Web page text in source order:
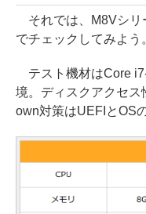
それでは、M8Vシリ
でチェックしてみよう
テスト機材はCore
境。ディスクアクセス
own対策はUEFIとOS